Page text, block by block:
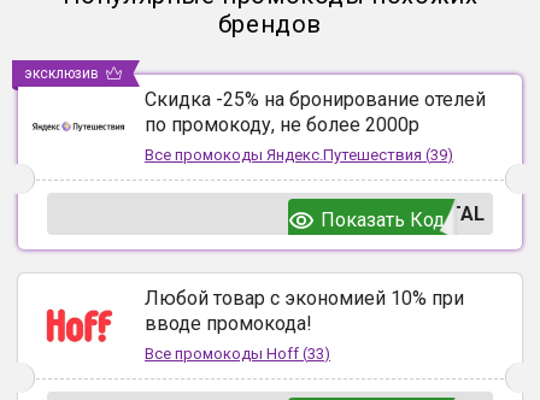
брендов
Скидка -25% на бронирование отелей
по промокоду, не более 2000р
Все промокоды Яндекс.Путешествия (39)
TAL
Показать Код
эксклюзив
Любой товар с экономией 10% при
вводе промокода!
Все промокоды Hoff (33)